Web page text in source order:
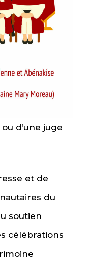
d’une juge
et de
du
soutien
célébrations